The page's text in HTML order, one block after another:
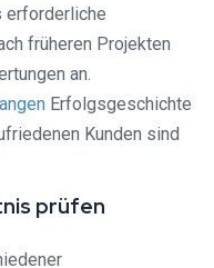
erforderliche
früheren Projekten
an.
langen Erfolgsgeschichte
Kunden sind
prüfen